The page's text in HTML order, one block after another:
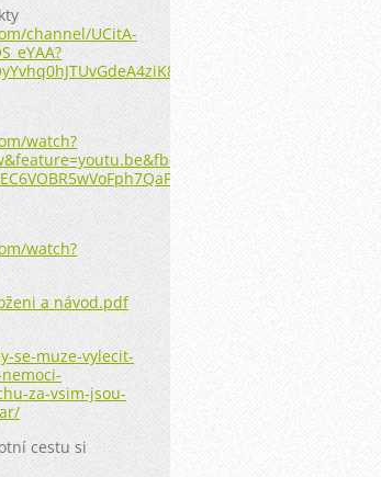
channel/UCitA-
watch?
watch?
a návod.pdf
se-muze-vylecit-
za-vsim-jsou-
cestu si